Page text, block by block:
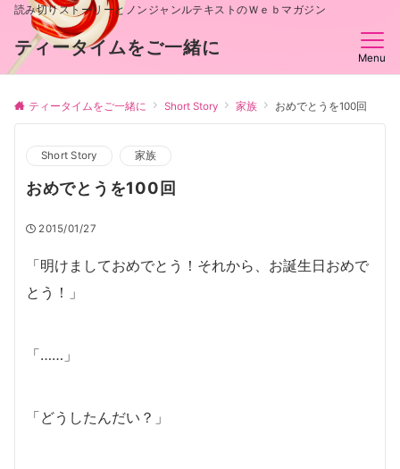
読み切りストーリーとノンジャンルテキストのＷｅｂマガジン
ティータイムをご一緒に Menu
ティータイムをご一緒に Short Story 家族 おめでとうを100回
Short Story 家族
おめでとうを100回
2015/01/27
「明けましておめでとう！それから、お誕生日おめで
とう！」
「……」
「どうしたんだい？」